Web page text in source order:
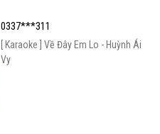
0337***311
[ Karaoke ] Về Đây Em Lo - Huỳnh Ái
Vy